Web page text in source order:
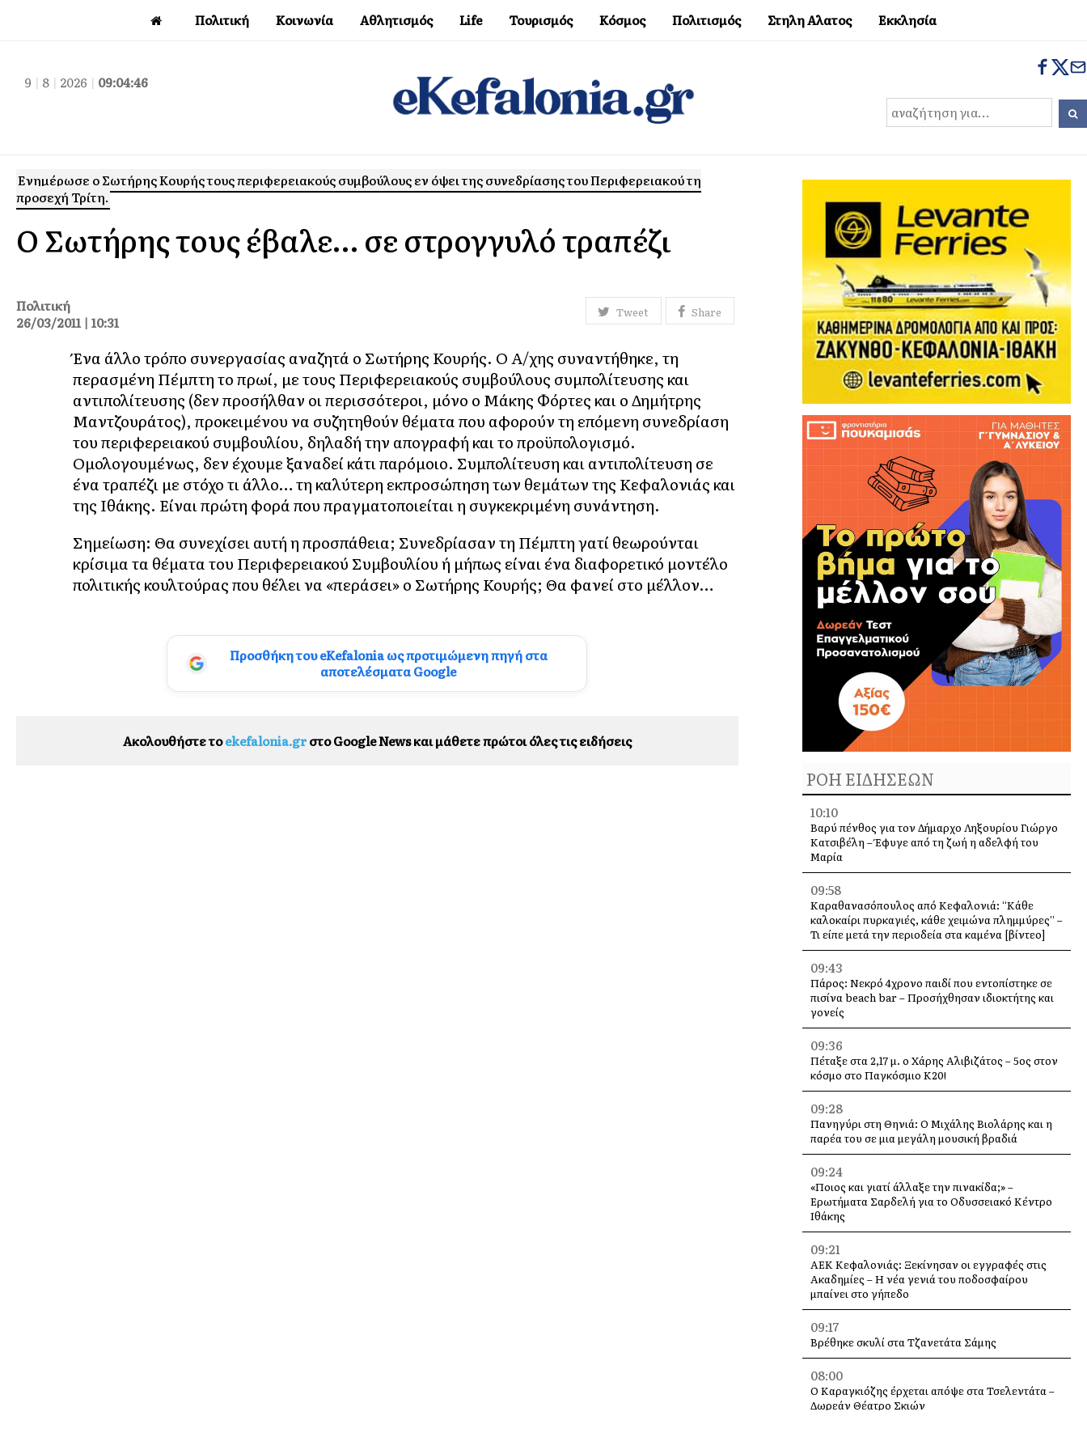
Πολιτική Κοινωνία Αθλητισμός Life Τουρισμός Κόσμος Πολιτισμός Στηλη Αλατος Εκκλησία
9 | 8 | 2026 | 09:04:47
Ενημέρωσε ο Σωτήρης Κουρής τους περιφερειακούς συμβούλους εν όψει της συνεδρίασης του Περιφερειακού τη
προσεχή Τρίτη.
Ο Σωτήρης τους έβαλε… σε στρογγυλό τραπέζι
Tweet Share
Πολιτική
26/03/2011 | 10:31
Ένα άλλο τρόπο συνεργασίας αναζητά ο Σωτήρης Κουρής. Ο Α/χης συναντήθηκε, τη
περασμένη Πέμπτη το πρωί, με τους Περιφερειακούς συμβούλους συμπολίτευσης και
αντιπολίτευσης (δεν προσήλθαν οι περισσότεροι, μόνο ο Μάκης Φόρτες και ο Δημήτρης
Μαντζουράτος), προκειμένου να συζητηθούν θέματα που αφορούν τη επόμενη συνεδρίαση
του περιφερειακού συμβουλίου, δηλαδή την απογραφή και το προϋπολογισμό.
Ομολογουμένως, δεν έχουμε ξαναδεί κάτι παρόμοιο. Συμπολίτευση και αντιπολίτευση σε
ένα τραπέζι με στόχο τι άλλο… τη καλύτερη εκπροσώπηση των θεμάτων της Κεφαλονιάς και
της Ιθάκης. Είναι πρώτη φορά που πραγματοποιείται η συγκεκριμένη συνάντηση.
Σημείωση: Θα συνεχίσει αυτή η προσπάθεια; Συνεδρίασαν τη Πέμπτη γατί θεωρούνται
κρίσιμα τα θέματα του Περιφερειακού Συμβουλίου ή μήπως είναι ένα διαφορετικό μοντέλο
πολιτικής κουλτούρας που θέλει να «περάσει» ο Σωτήρης Κουρής; Θα φανεί στο μέλλον…
Προσθήκη του eKefalonia ως προτιμώμενη πηγή στα
αποτελέσματα Google
Ακολουθήστε τοekefalonia.grστο Google News και μάθετε πρώτοι όλες τις ειδήσεις
ΡΟΗ ΕΙΔΗΣΕΩΝ
10:10
Βαρύ πένθος για τον Δήμαρχο Ληξουρίου Γιώργο
Κατσιβέλη – Έφυγε από τη ζωή η αδελφή του
Μαρία
09:58
Καραθανασόπουλος από Κεφαλονιά: “Κάθε
καλοκαίρι πυρκαγιές, κάθε χειμώνα πλημμύρες” –
Τι είπε μετά την περιοδεία στα καμένα [βίντεο]
09:43
Πάρος: Νεκρό 4χρονο παιδί που εντοπίστηκε σε
πισίνα beach bar – Προσήχθησαν ιδιοκτήτης και
γονείς
09:36
Πέταξε στα 2,17 μ. ο Χάρης Αλιβιζάτος – 5ος στον
κόσμο στο Παγκόσμιο Κ20!
09:28
Πανηγύρι στη Θηνιά: Ο Μιχάλης Βιολάρης και η
παρέα του σε μια μεγάλη μουσική βραδιά
09:24
«Ποιος και γιατί άλλαξε την πινακίδα;» –
Ερωτήματα Σαρδελή για το Οδυσσειακό Κέντρο
Ιθάκης
09:21
ΑΕΚ Κεφαλονιάς: Ξεκίνησαν οι εγγραφές στις
Ακαδημίες – Η νέα γενιά του ποδοσφαίρου
μπαίνει στο γήπεδο
09:17
Βρέθηκε σκυλί στα Τζανετάτα Σάμης
08:00
Ο Καραγκιόζης έρχεται απόψε στα Τσελεντάτα –
Δωρεάν Θέατρο Σκιών